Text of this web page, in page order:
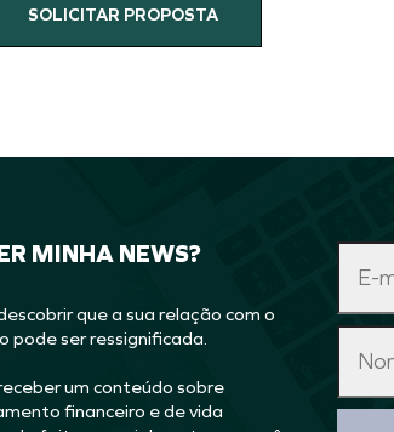
SOLICITAR PROPOSTA
MINHA NEWS?
que a sua relação com o
pode ser ressignificada.
um conteúdo sobre
financeiro e de vida